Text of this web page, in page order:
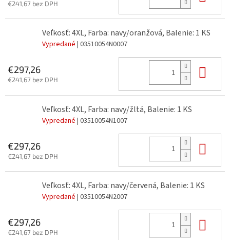
€241,67 bez DPH
Veľkosť: 4XL, Farba: navy/oranžová, Balenie: 1 KS
Vypredané | 03510054N0007
€297,26
€241,67 bez DPH
Veľkosť: 4XL, Farba: navy/žltá, Balenie: 1 KS
Vypredané | 03510054N1007
€297,26
€241,67 bez DPH
Veľkosť: 4XL, Farba: navy/červená, Balenie: 1 KS
Vypredané | 03510054N2007
€297,26
€241,67 bez DPH